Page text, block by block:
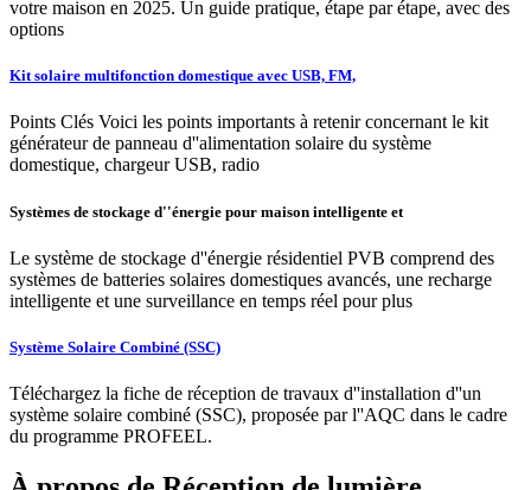
votre maison en 2025. Un guide pratique, étape par étape, avec des
options
Kit solaire multifonction domestique avec USB, FM,
Points Clés Voici les points importants à retenir concernant le kit
générateur de panneau d''alimentation solaire du système
domestique, chargeur USB, radio
Systèmes de stockage d''énergie pour maison intelligente et
Le système de stockage d''énergie résidentiel PVB comprend des
systèmes de batteries solaires domestiques avancés, une recharge
intelligente et une surveillance en temps réel pour plus
Système Solaire Combiné (SSC)
Téléchargez la fiche de réception de travaux d''installation d''un
système solaire combiné (SSC), proposée par l''AQC dans le cadre
du programme PROFEEL.